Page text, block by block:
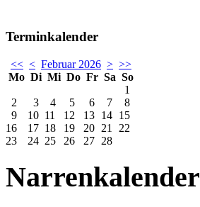
Terminkalender
<< < Februar 2026 > >>
Mo Di Mi Do Fr Sa So
1
2
3 4 5 6 7
8
9
10 11 12 13 14 15
16
17 18 19 20 21
22
23
24 25 26 27 28
Narrenkalender